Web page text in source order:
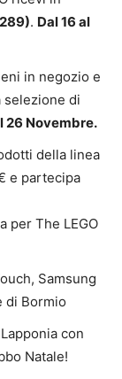
. Dal 16 al
in negozio e
selezione di
26 Novembre.
della linea
e partecipa
per The LEGO
Samsung
di Bormio
con
Natale!